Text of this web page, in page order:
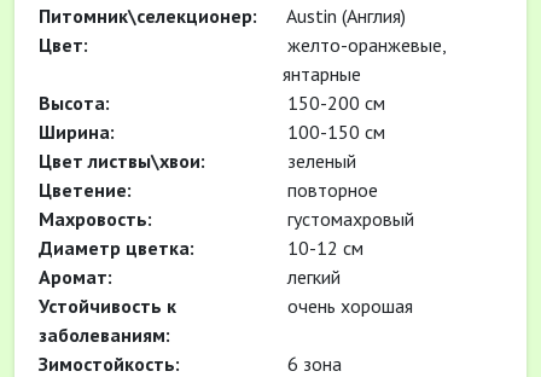
Питомник\селекционер:
Austin (Англия)
Цвет:
желто-оранжевые,
янтарные
Высота:
150-200 см
Ширина:
100-150 см
Цвет листвы\хвои:
зеленый
Цветение:
повторное
Махровость:
густомахровый
Диаметр цветка:
10-12 см
Аромат:
легкий
Устойчивость к
заболеваниям:
очень хорошая
Зимостойкость:
6 зона